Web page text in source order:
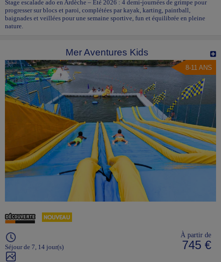
Stage escalade ado en Ardèche – Été 2026 : 4 demi-journées de grimpe pour
progresser sur blocs et paroi, complétées par kayak, karting, paintball,
baignades et veillées pour une semaine sportive, fun et équilibrée en pleine
nature.
Mer Aventures Kids
8-11 ANS
Séjour de 7, 14 jour(s)
À partir de
745 €